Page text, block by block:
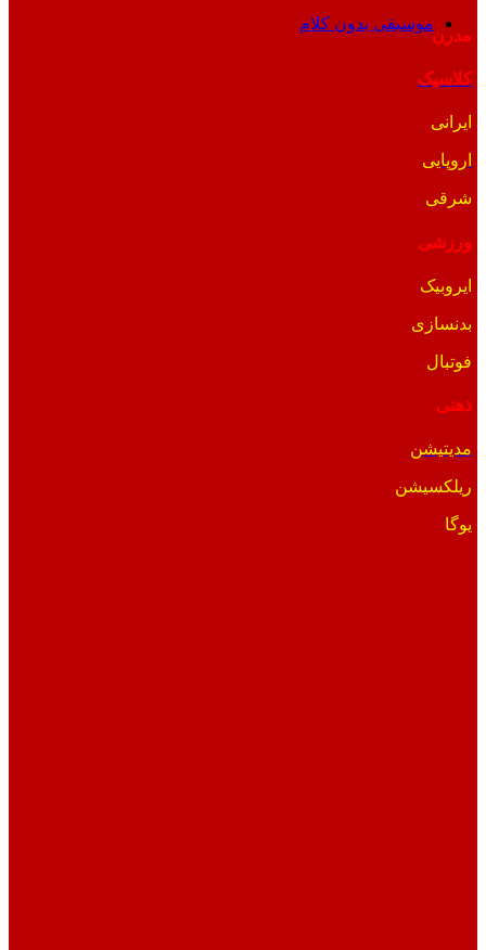
موسیقی بدون کلام
مدرن
کلاسیک
ایرانی
اروپایی
شرقی
ورزشی
ایروبیک
بدنسازی
فوتبال
ذهنی
مدیتیشن
ریلکسیشن
یوگا